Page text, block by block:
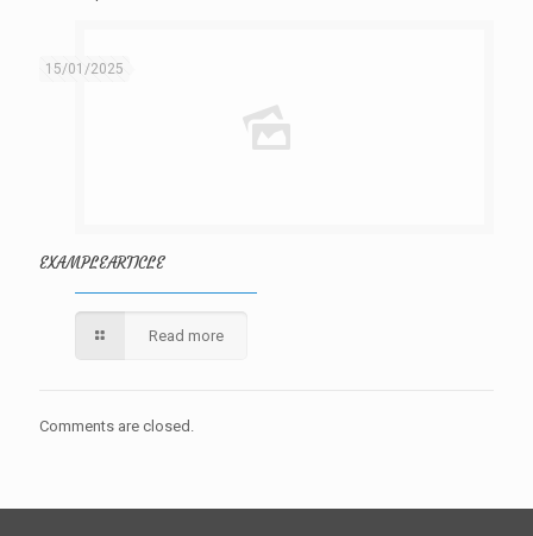
15/01/2025
EXAMPLEARTICLE
Read more
Comments are closed.